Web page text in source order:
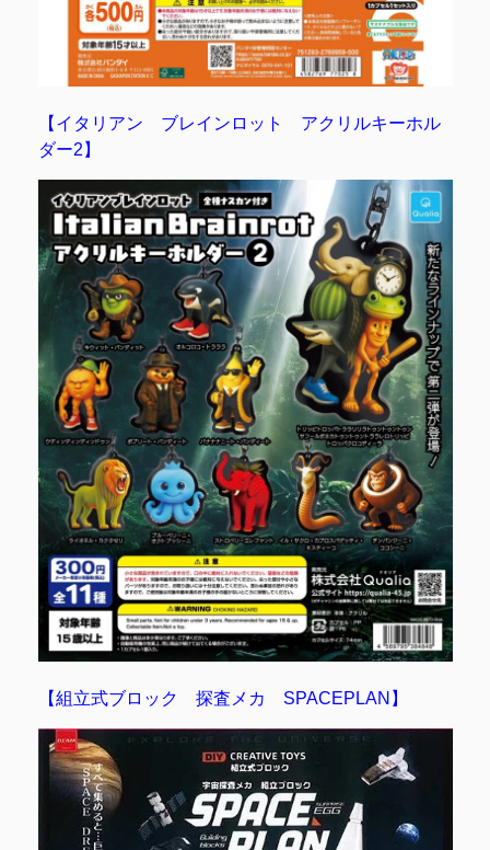
【イタリアン ブレインロット アクリルキーホル
ダー2】
【組立式ブロック 探査メカ SPACEPLAN】